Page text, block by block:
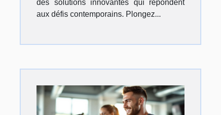
des solutions innovantes qui répondent
aux défis contemporains. Plongez...